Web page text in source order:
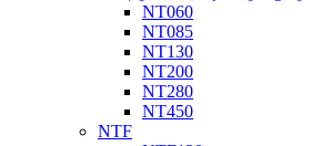
NT060
NT085
NT130
NT200
NT280
NT450
NTF